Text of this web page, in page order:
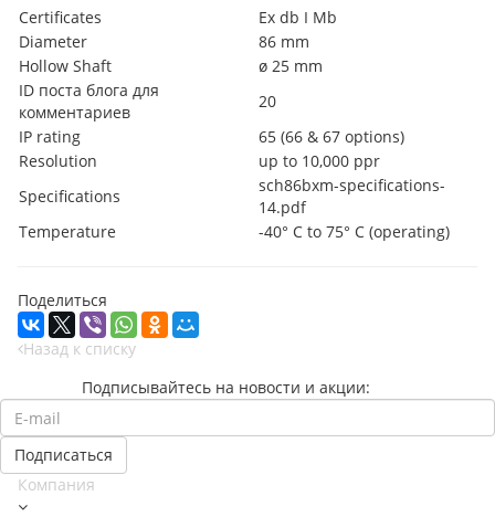
Certificates
Ex db I Mb
Diameter
86 mm
Hollow Shaft
ø 25 mm
ID поста блога для
комментариев
20
IP rating
65 (66 & 67 options)
Resolution
up to 10,000 ppr
Specifications
sch86bxm-specifications-
14.pdf
Temperature
-40° C to 75° C (operating)
Поделиться
Назад к списку
Подписывайтесь на новости и акции:
Компания